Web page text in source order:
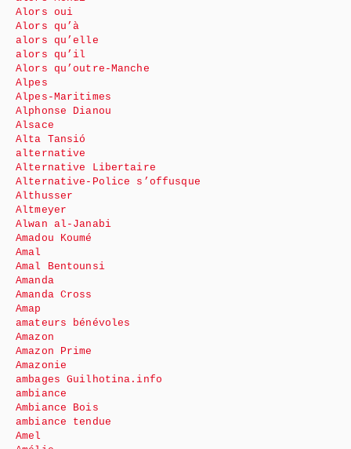
Alors oui
Alors qu’à
alors qu’elle
alors qu’il
Alors qu’outre-Manche
Alpes
Alpes-Maritimes
Alphonse Dianou
Alsace
Alta Tansió
alternative
Alternative Libertaire
Alternative-Police s’offusque
Althusser
Altmeyer
Alwan al-Janabi
Amadou Koumé
Amal
Amal Bentounsi
Amanda
Amanda Cross
Amap
amateurs bénévoles
Amazon
Amazon Prime
Amazonie
ambages Guilhotina.info
ambiance
Ambiance Bois
ambiance tendue
Amel